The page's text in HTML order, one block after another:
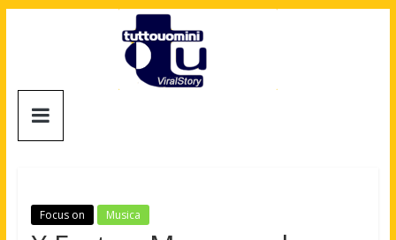
Tuttouomini
Motori,
gay
Focus on Musica